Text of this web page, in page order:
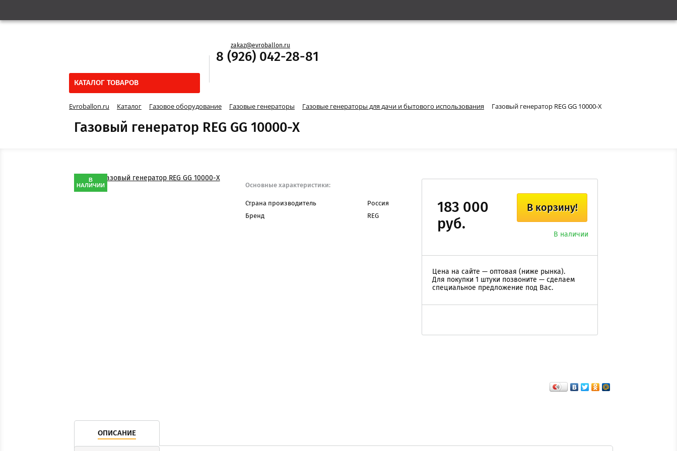
zakaz@evroballon.ru
8 (926) 042-28-81
КАТАЛОГ ТОВАРОВ
Evroballon.ru Каталог Газовое оборудование Газовые генераторы Газовые генераторы для дачи и бытового использования Газовый генератор REG GG 10000-X
Газовый генератор REG GG 10000-X
В
НАЛИЧИИ
Основные характеристики:
Страна производитель
Россия
Бренд
REG
В корзину!
В наличии
183 000
руб.
Цена на сайте — оптовая (ниже рынка).
Для покупки 1 штуки позвоните — сделаем
специальное предложение под Вас.
ОПИСАНИЕ